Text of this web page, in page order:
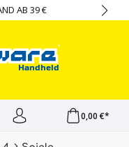
AB 39 €
0,00 €*